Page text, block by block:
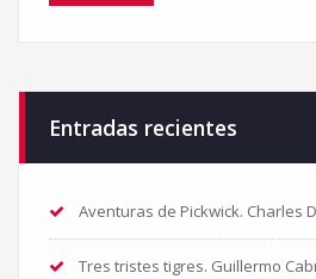
Entradas recientes
Aventuras de Pickwick. Charles
Tres tristes tigres. Guillermo